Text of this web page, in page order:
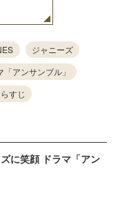
ジャニーズ
「アンサンブル」
すじ
に笑顔 ドラマ「アン